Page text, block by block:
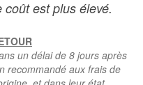
est plus élevé.
un délai de 8 jours après
recommandé aux frais de